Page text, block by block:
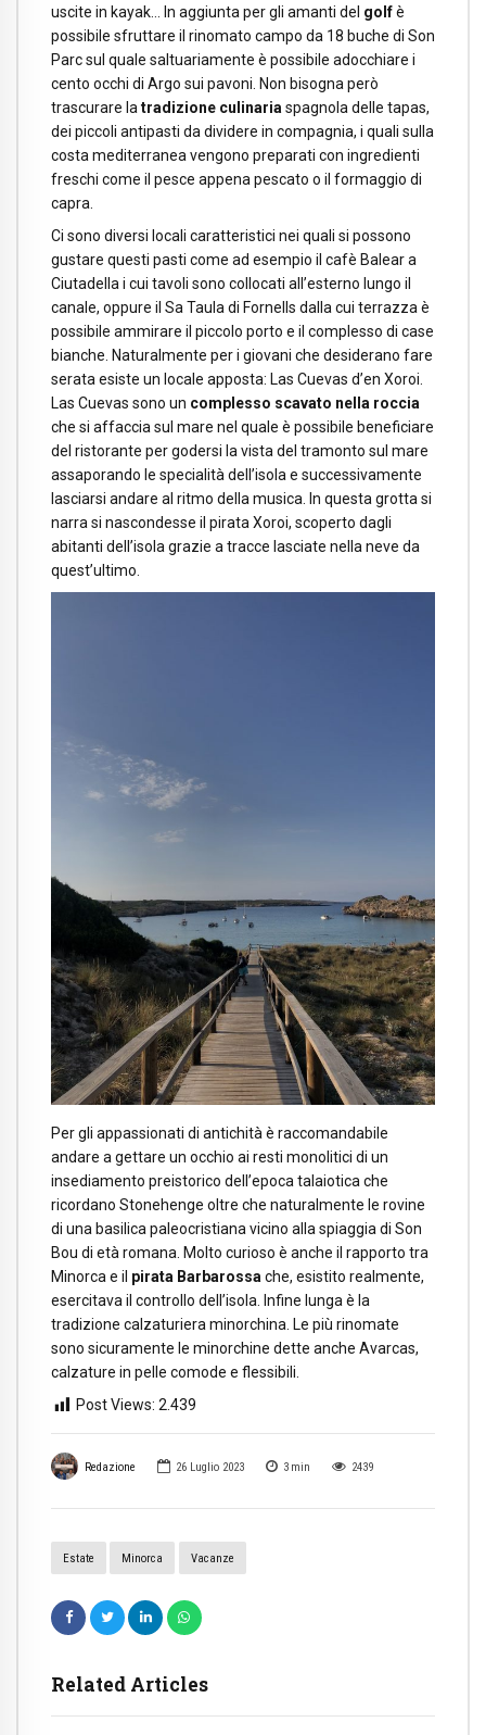
Redazione 26 Luglio 2023 3 min 2439
Estate Minorca Vacanze
Related Articles
uscite in kayak… In aggiunta per gli amanti del golfè
possibile sfruttare il rinomato campo da 18 buche di Son
Parc sul quale saltuariamente è possibile adocchiare i
cento occhi di Argo sui pavoni. Non bisogna però
trascurare la tradizione culinaria spagnola delle tapas,
dei piccoli antipasti da dividere in compagnia, i quali sulla
costa mediterranea vengono preparati con ingredienti
freschi come il pesce appena pescato o il formaggio di
capra.
Ci sono diversi locali caratteristici nei quali si possono
gustare questi pasti come ad esempio il cafè Balear a
Ciutadella i cui tavoli sono collocati all’esterno lungo il
canale, oppure il Sa Taula di Fornells dalla cui terrazza è
possibile ammirare il piccolo porto e il complesso di case
bianche. Naturalmente per i giovani che desiderano fare
serata esiste un locale apposta: Las Cuevas d’en Xoroi.
Las Cuevas sono un complesso scavato nella roccia
che si affaccia sul mare nel quale è possibile beneficiare
del ristorante per godersi la vista del tramonto sul mare
assaporando le specialità dell’isola e successivamente
lasciarsi andare al ritmo della musica. In questa grotta si
narra si nascondesse il pirata Xoroi, scoperto dagli
abitanti dell’isola grazie a tracce lasciate nella neve da
quest’ultimo.
Per gli appassionati di antichità è raccomandabile
andare a gettare un occhio ai resti monolitici di un
insediamento preistorico dell’epoca talaiotica che
ricordano Stonehenge oltre che naturalmente le rovine
di una basilica paleocristiana vicino alla spiaggia di Son
Bou di età romana. Molto curioso è anche il rapporto tra
Minorca e il pirata Barbarossa che, esistito realmente,
esercitava il controllo dell’isola. Infine lunga è la
tradizione calzaturiera minorchina. Le più rinomate
sono sicuramente le minorchine dette anche Avarcas,
calzature in pelle comode e flessibili.
Post Views: 2.439